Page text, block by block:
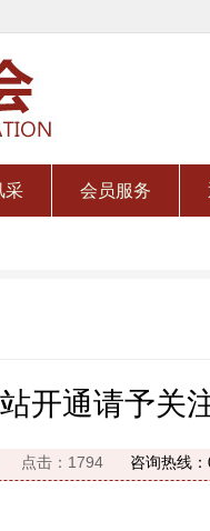
采 会员服务
开通请予关
点击： 1794 咨询热线